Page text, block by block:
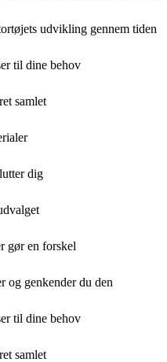
udvikling gennem tiden
til dine behov
samlet
dig
gør en forskel
og genkender du den
til dine behov
samlet